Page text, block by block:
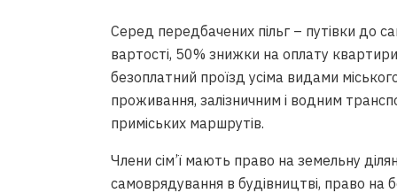
Серед передбачених пільг – путівки до
вартості, 50% знижки на оплату
безоплатний проїзд усіма видами
проживання, залізничним і водним
приміських маршрутів.
Члени сім’ї мають право на земельну
самоврядування в будівництві, право на